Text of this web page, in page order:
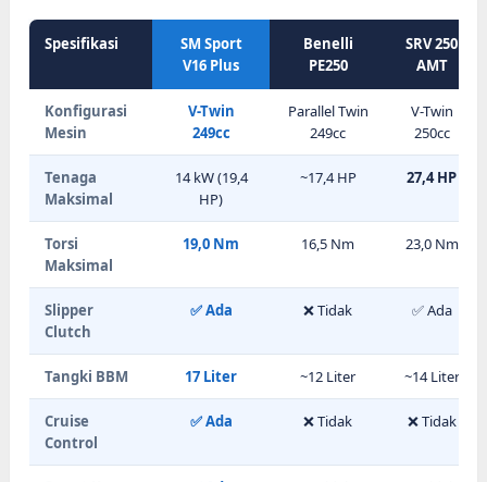
Spesifikasi
SM Sport
V16 Plus
Benelli
PE250
SRV 250
AMT
Konfigurasi
Mesin
V-Twin
249cc
Parallel Twin
249cc
V-Twin
250cc
Tenaga
Maksimal
14 kW (19,4
HP)
~17,4 HP 27,4 HP
Torsi
Maksimal
19,0 Nm 16,5 Nm 23,0 Nm
Slipper
Clutch
✅ Ada ❌ Tidak ✅ Ada
Tangki BBM 17 Liter ~12 Liter ~14 Liter
Cruise
Control
✅ Ada ❌ Tidak ❌ Tidak